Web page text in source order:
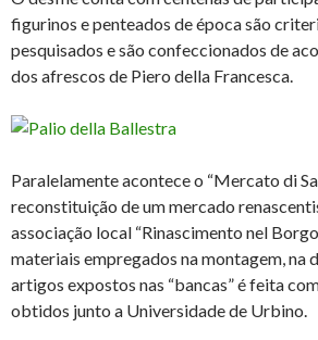
figurinos e penteados de época são
pesquisados e são confeccionados de
dos afrescos de Piero della Francesca.
Paralelamente acontece o “Mercato di
reconstituição de um mercado
associação local “Rinascimento nel
materiais empregados na montagem, na
artigos expostos nas “bancas” é feita
obtidos junto a Universidade de Urbino.